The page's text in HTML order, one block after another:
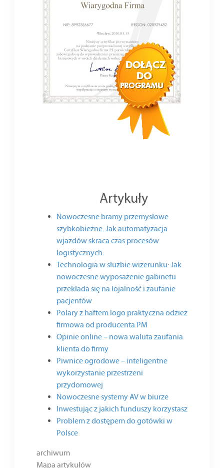
Artykuły
Nowoczesne bramy przemysłowe
szybkobieżne. Jak automatyzacja
wjazdów skraca czas procesów
logistycznych.
Technologia w służbie wizerunku: Jak
nowoczesne wyposażenie gabinetu
przekłada się na lojalność i zaufanie
pacjentów
Polary z haftem logo praktyczna odzież
firmowa od producenta PM
Opinie online – nowa waluta zaufania
klienta do firmy
Piwnice ogrodowe – inteligentne
wykorzystanie przestrzeni
przydomowej
Nowoczesne systemy AV w biurze
Inwestując z jakich funduszy korzystasz
Problem z dostępem do gotówki w
Polsce
archiwum
Mapa artykułów